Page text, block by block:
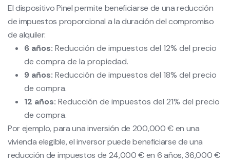
El dispositivo Pinel permite beneficiarse de una reducción
de impuestos proporcional a la duración del compromiso
de alquiler:
6 años: Reducción de impuestos del 12% del precio
de compra de la propiedad.
9 años: Reducción de impuestos del 18% del precio
de compra.
12 años: Reducción de impuestos del 21% del precio
de compra.
Por ejemplo, para una inversión de 200,000 € en una
vivienda elegible, el inversor puede beneficiarse de una
reducción de impuestos de 24,000 € en 6 años, 36,000 €